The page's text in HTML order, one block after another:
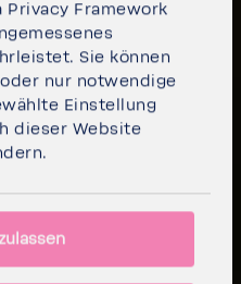
Privacy Framework
Sie können
oder nur notwendige
Einstellung
dieser Website